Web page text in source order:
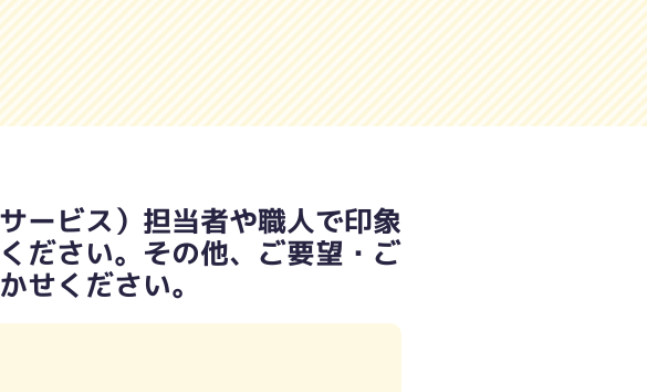
ービス）担当者や職人で印象
ださい。その他、ご要望・ご
せください。